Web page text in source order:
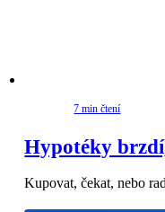
7 min čtení
Hypotéky
Kupovat, čekat, nebo